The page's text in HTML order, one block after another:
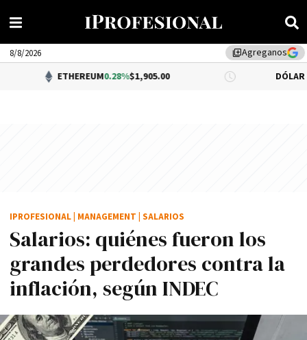
library_addAgreganos
8/8/2026
ETHEREUM0.28%$1,905.00 DÓLAR BNA
Salarios: quiénes fueron los
grandes perdedores contra la
inflación, según INDEC
IPROFESIONAL MANAGEMENT SALARIOS